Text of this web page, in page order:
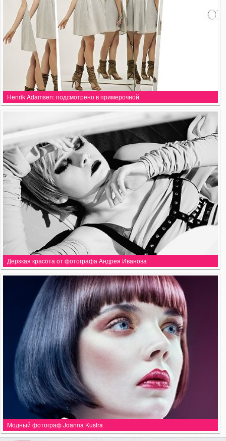
Henrik Adamsen: подсмотрено в примерочной
Дерзкая красота от фотографа Андрея Иванова
Модный фотограф Joanna Kustra